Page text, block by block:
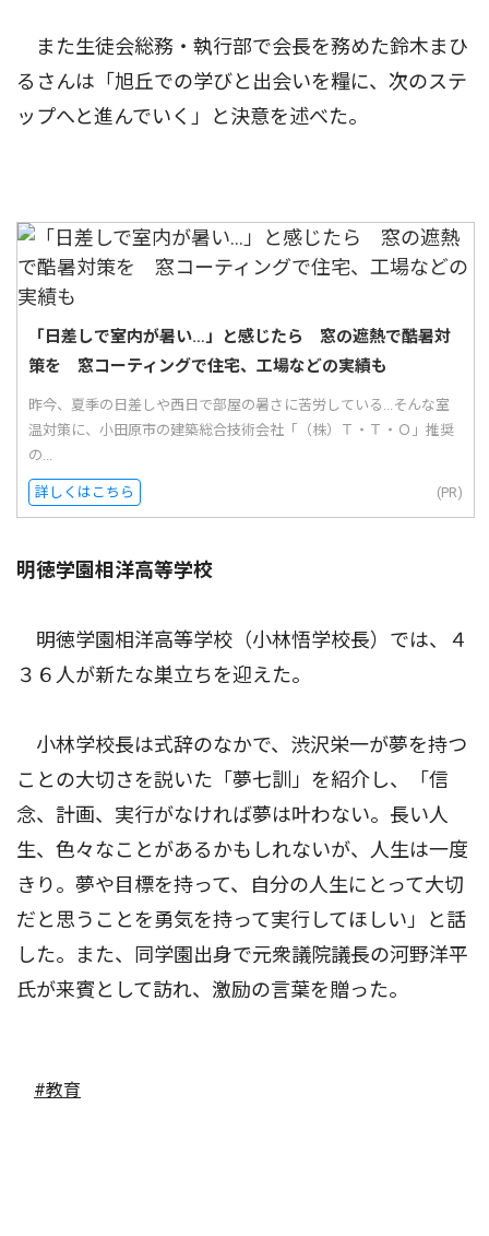
また生徒会総務・執行部で会長を務めた鈴木まひ
るさんは「旭丘での学びと出会いを糧に、次のステ
ップへと進んでいく」と決意を述べた。
「日差しで室内が暑い…」と感じたら 窓の遮熱で酷暑対
策を 窓コーティングで住宅、工場などの実績も
昨今、夏季の日差しや西日で部屋の暑さに苦労している...そんな室
温対策に、小田原市の建築総合技術会社「（株）Ｔ・Ｔ・Ｏ」推奨
の...
詳しくはこちら (PR)
明徳学園相洋高等学校
明徳学園相洋高等学校（小林悟学校長）では、４
３６人が新たな巣立ちを迎えた。
小林学校長は式辞のなかで、渋沢栄一が夢を持つ
ことの大切さを説いた「夢七訓」を紹介し、「信
念、計画、実行がなければ夢は叶わない。長い人
生、色々なことがあるかもしれないが、人生は一度
きり。夢や目標を持って、自分の人生にとって大切
だと思うことを勇気を持って実行してほしい」と話
した。また、同学園出身で元衆議院議長の河野洋平
氏が来賓として訪れ、激励の言葉を贈った。
#教育